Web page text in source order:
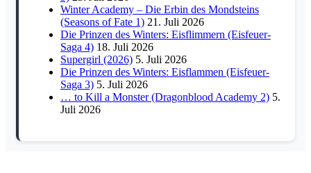
Winter Academy – Die Erbin des Mondsteins
(Seasons of Fate 1) 21. Juli 2026
Die Prinzen des Winters: Eisflimmern (Eisfeuer-
Saga 4) 18. Juli 2026
Supergirl (2026) 5. Juli 2026
Die Prinzen des Winters: Eisflammen (Eisfeuer-
Saga 3) 5. Juli 2026
… to Kill a Monster (Dragonblood Academy 2) 5.
Juli 2026